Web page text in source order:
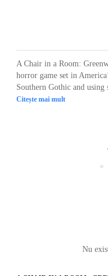
A Chair in a Room:
horror game set in
Southern Gothic and
Citește mai mult
Nu